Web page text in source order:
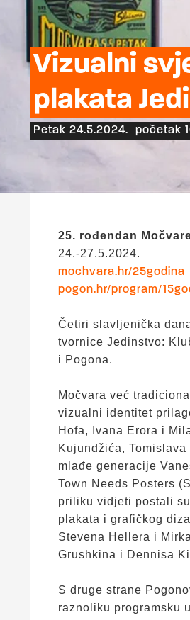
Vizualni
plakata
Petak 24.5.2024. početak
25. rođendan
24.-27.5.2024.
mochvara.hr/25godina
pogon.hr/program/
Četiri slavljenička
tvornice Jedinstvo:
i Pogona.
Močvara već
vizualni identitet
Hofa, Ivana Erora i
Kujundžića,
mlađe generacije
Town Needs Posters
priliku vidjeti postali
plakata i grafičkog
Stevena Hellera i
Grushkina i Dennisa
S druge strane
raznoliku programsku